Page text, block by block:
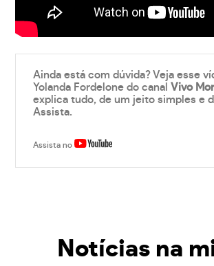
Ainda está com dúvida? Veja esse
Yolanda Fordelone do canalVivo
explica tudo, de um jeito simples e
Assista.
Assista no
Notícias na